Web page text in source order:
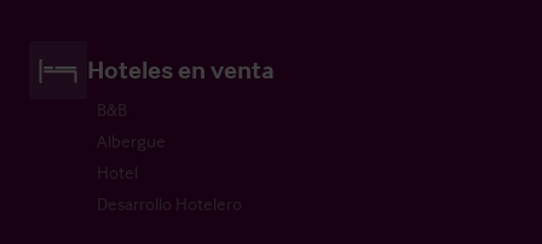
Hoteles en venta
B&B
Albergue
Hotel
Desarrollo Hotelero